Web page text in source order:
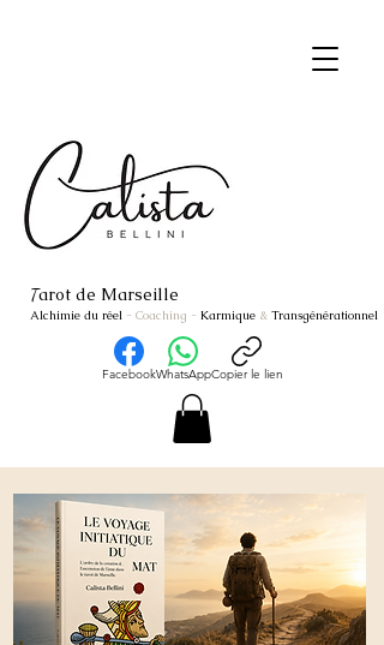
Tarot de Marseille
Alchimie du réel - Coaching - Karmique & Transgénérationnel
FacebookWhatsAppCopier le lien